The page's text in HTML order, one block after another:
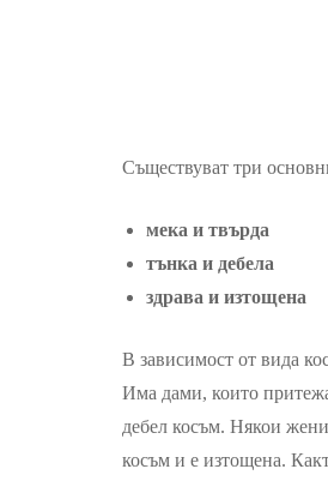
Съществуват три
мека и твърда
тънка и дебела
здрава и изтощена
В зависимост от вида
Има дами, които
дебел косъм. Някои
косъм и е изтощена.